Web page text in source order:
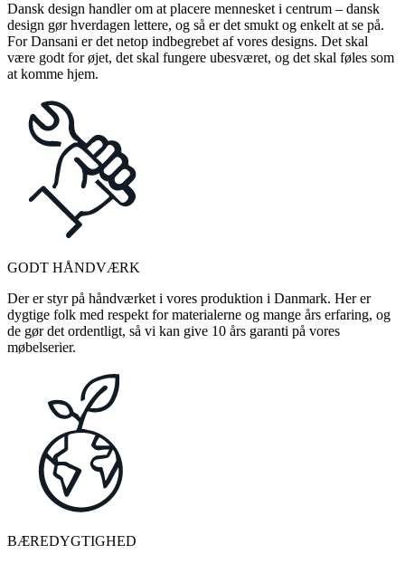
Dansk design handler om at placere mennesket i centrum – dansk
design gør hverdagen lettere, og så er det smukt og enkelt at se på.
For Dansani er det netop indbegrebet af vores designs. Det skal
være godt for øjet, det skal fungere ubesværet, og det skal føles som
at komme hjem.
GODT HÅNDVÆRK
Der er styr på håndværket i vores produktion i Danmark. Her er
dygtige folk med respekt for materialerne og mange års erfaring, og
de gør det ordentligt, så vi kan give 10 års garanti på vores
møbelserier.
BÆREDYGTIGHED